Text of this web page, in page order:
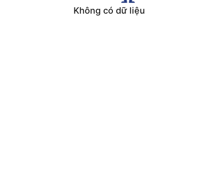
Không có dữ liệu